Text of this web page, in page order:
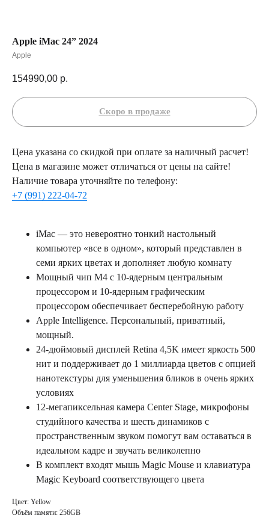
Apple iMac 24” 2024
Apple
154990,00 р.
Цена указана со скидкой при оплате за наличный расчет!
Цена в магазине может отличаться от цены на сайте!
Наличие товара уточняйте по телефону:
+7 (991) 222-04-72
iMac — это невероятно тонкий настольный
компьютер «все в одном», который представлен в
семи ярких цветах и ​​дополняет любую комнату
Мощный чип M4 с 10-ядерным центральным
процессором и 10-ядерным графическим
процессором обеспечивает бесперебойную работу
Apple Intelligence. Персональный, приватный,
мощный.
24-дюймовый дисплей Retina 4,5K имеет яркость 500
нит и поддерживает до 1 миллиарда цветов с опцией
нанотекстуры для уменьшения бликов в очень ярких
условиях
12-мегапиксельная камера Center Stage, микрофоны
студийного качества и шесть динамиков с
пространственным звуком помогут вам оставаться в
идеальном кадре и звучать великолепно
В комплект входят мышь Magic Mouse и клавиатура
Magic Keyboard соответствующего цвета
Цвет: Yellow
Объём памяти: 256GB